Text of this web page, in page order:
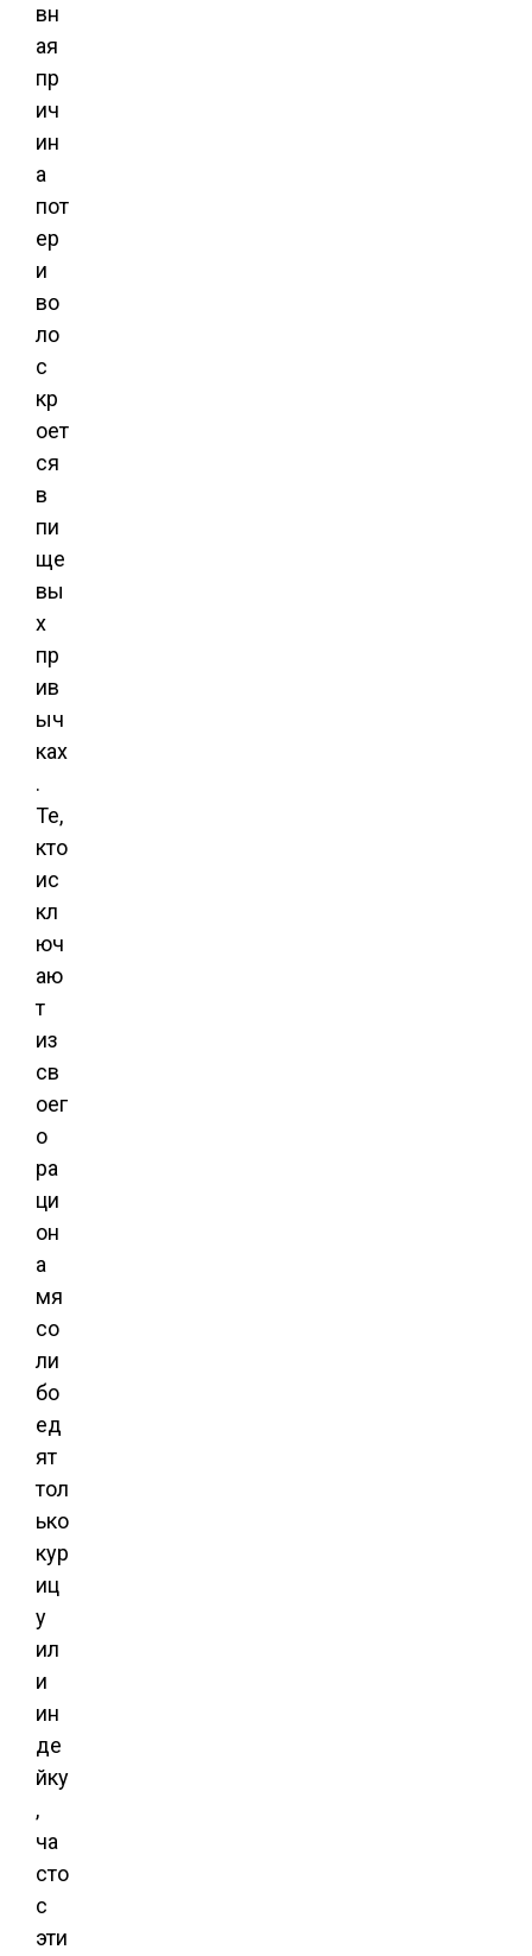
вн
ая
пр
ич
ин
а
пот
ер
и
во
ло
с
кр
оет
ся
в
пи
ще
вы
х
пр
ив
ыч
ках
.
Те,
кто
ис
кл
юч
аю
т
из
св
оег
о
ра
ци
он
а
мя
со
ли
бо
ед
ят
тол
ько
кур
иц
у
ил
и
ин
де
йку
,
ча
сто
с
эти